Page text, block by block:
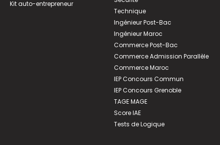
Kit auto-entrepreneur
Technique
Ingénieur Post-Bac
Ingénieur Maroc
Commerce Post-Bac
Commerce Admission Parallèle
Commerce Maroc
IEP Concours Commun
IEP Concours Grenoble
TAGE MAGE
Score IAE
Tests de Logique